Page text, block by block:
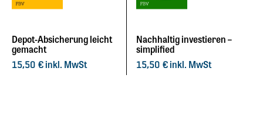
Depot-Absicherung leicht
gemacht
15,50 € inkl. MwSt
Nachhaltig investieren –
simplified
15,50 € inkl. MwSt